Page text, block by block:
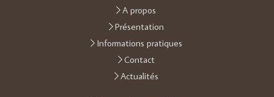
A propos
Présentation
Informations pratiques
Contact
Actualités